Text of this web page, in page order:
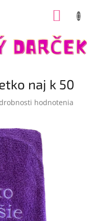
naj k 50
hodnotenia